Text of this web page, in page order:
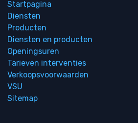
Startpagina
Diensten
Producten
Diensten en producten
Openingsuren
Tarieven interventies
Verkoopsvoorwaarden
VSU
Sitemap